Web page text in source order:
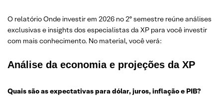
O relatório Onde investir em 2026 no 2º semestre reúne análises
exclusivas e insights dos especialistas da XP para você investir
com mais conhecimento. No material, você verá:
Análise da economia e projeções da XP
Quais são as expectativas para dólar, juros, inflação e PIB?